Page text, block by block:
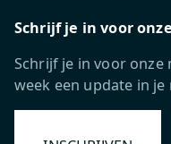
Schrijf je in voor
Schrijf je in voor
week een update in je